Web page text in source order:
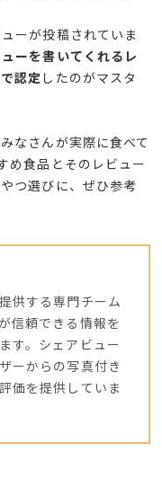
ーが投稿されていま
ーを書いてくれるレ
認定 したのがマスタ
なさんが実際に食べて
め食品とそのレビュー
つ選びに、ぜひ参考
供する専門チーム
信頼できる情報を
す。シェアビュー
ーからの写真付き
価を提供していま